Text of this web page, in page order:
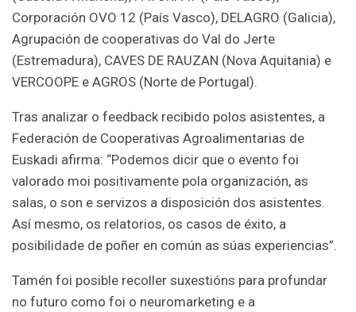
Corporación OVO 12 (País Vasco), DELAGRO (Galicia),
Agrupación de cooperativas do Val do Jerte
(Estremadura), CAVES DE RAUZAN (Nova Aquitania) e
VERCOOPE e AGROS (Norte de Portugal).
Tras analizar o feedback recibido polos asistentes, a
Federación de Cooperativas Agroalimentarias de
Euskadi afirma: “Podemos dicir que o evento foi
valorado moi positivamente pola organización, as
salas, o son e servizos a disposición dos asistentes.
Así mesmo, os relatorios, os casos de éxito, a
posibilidade de poñer en común as súas experiencias”.
Tamén foi posible recoller suxestións para profundar
no futuro como foi o neuromarketing e a